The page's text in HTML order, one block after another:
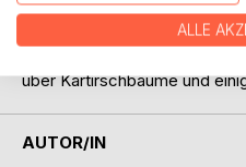
über verlassene
über die großen Fragen, die
über Kartirschbäume und
AUTOR/IN
ALLE